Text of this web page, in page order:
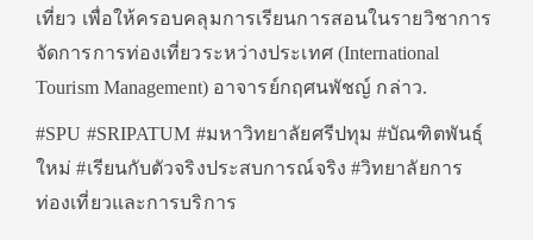
เที่ยว เพื่อให้ครอบคลุมการเรียนการสอนในรายวิชาการ
จัดการการท่องเที่ยวระหว่างประเทศ (International
Tourism Management) อาจารย์กฤศนพัชญ์ กล่าว.
#SPU #SRIPATUM #มหาวิทยาลัยศรีปทุม #บัณฑิตพันธุ์
ใหม่ #เรียนกับตัวจริงประสบการณ์จริง #วิทยาลัยการ
ท่องเที่ยวและการบริการ